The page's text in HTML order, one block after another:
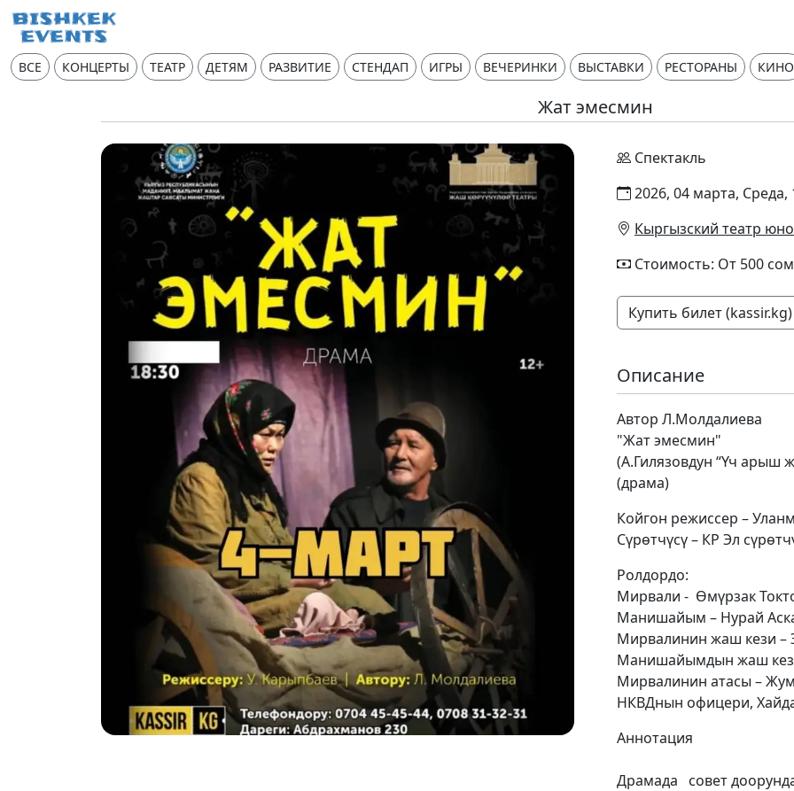
ВСЕ КОНЦЕРТЫ ТЕАТР ДЕТЯМ РАЗВИТИЕ СТЕНДАП ИГРЫ ВЕЧЕРИНКИ ВЫСТАВКИ РЕСТОРАНЫ КИНО
Жат эмесмин
Спектакль
2026, 04 марта, Среда,
Кыргызский театр
Стоимость: От 500 сом
Купить билет (kassir.kg)
Описание
Автор Л.Молдалиева
"Жат эмесмин"
(А.Гилязовдун “Үч арыш
(драма)
Койгон режиссер –
Сүрөтчүсү – КР Эл
Ролдордо:
Мирвали - Өмүрзак
Манишайым – Нурай
Мирвалинин жаш кези –
Манишайымдын жаш
Мирвалинин атасы –
НКВДнын офицери,
Аннотация
Драмада совет